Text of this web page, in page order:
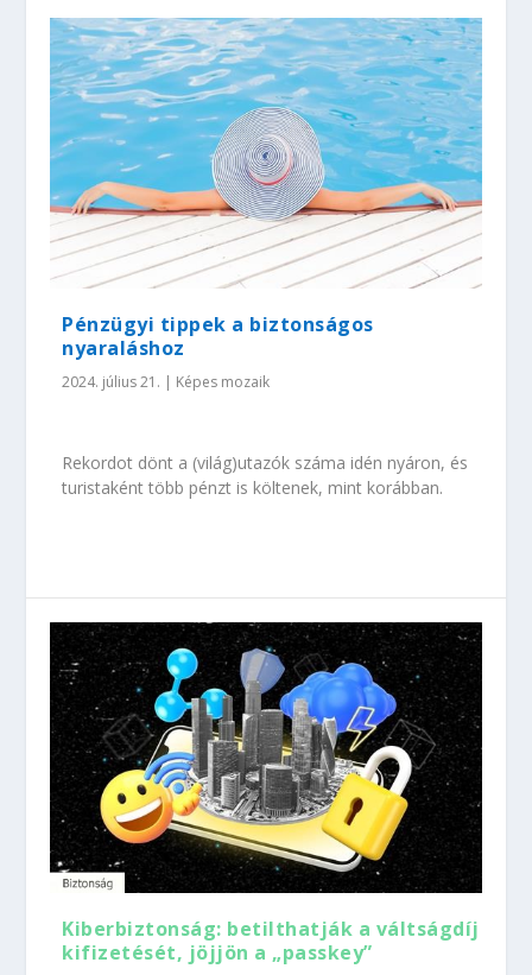
Pénzügyi tippek a biztonságos
nyaraláshoz
2024. július 21. | Képes mozaik
Rekordot dönt a (világ)utazók száma idén nyáron, és
turistaként több pénzt is költenek, mint korábban.
Kiberbiztonság: betilthatják a váltságdíj
kifizetését, jöjjön a „passkey”